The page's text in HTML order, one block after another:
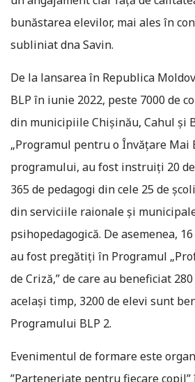
bunăstarea elevilor, mai ales în
subliniat dna Savin.
De la lansarea în Republica
BLP în iunie 2022, peste 7000 de
din municipiile Chișinău, Cahul și
„Programul pentru o Învățare Mai
programului, au fost instruiți 20
365 de pedagogi din cele 25 de
din serviciile raionale și
psihopedagogică. De asemenea,
au fost pregătiți în Programul
de Criză,” de care au beneficiat
același timp, 3200 de elevi sunt
Programului BLP 2.
Evenimentul de formare este
”Parteneriate pentru fiecare